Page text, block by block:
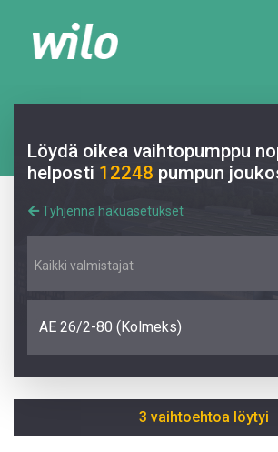
Löydä oikea vaihtopumppu
helposti 12248 pumpun
Tyhjennä hakuasetukset
Kaikki valmistajat
AE 26/2-80 (Kolmeks)
3 vaihtoehtoa löytyi